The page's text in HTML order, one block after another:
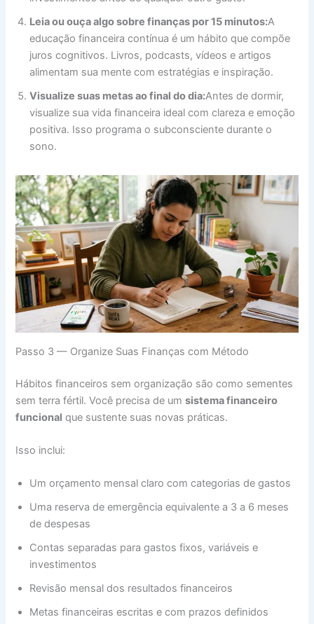
Leia ou ouça algo sobre finanças por 15 minutos:A
educação financeira contínua é um hábito que compõe
juros cognitivos. Livros, podcasts, vídeos e artigos
alimentam sua mente com estratégias e inspiração.
Visualize suas metas ao final do dia:Antes de dormir,
visualize sua vida financeira ideal com clareza e emoção
positiva. Isso programa o subconsciente durante o
sono.
Passo 3 — Organize Suas Finanças com Método
Hábitos financeiros sem organização são como sementes
sem terra fértil. Você precisa de umsistema financeiro
funcional que sustente suas novas práticas.
Isso inclui:
Um orçamento mensal claro com categorias de gastos
Uma reserva de emergência equivalente a 3 a 6 meses
de despesas
Contas separadas para gastos fixos, variáveis e
investimentos
Revisão mensal dos resultados financeiros
Metas financeiras escritas e com prazos definidos